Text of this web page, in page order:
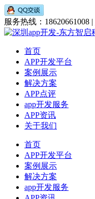
服务热线：18620661008 |
首页
APP开发平台
案例展示
解决方案
APP点评
app开发服务
APP资讯
关于我们
首页
APP开发平台
案例展示
解决方案
app开发服务